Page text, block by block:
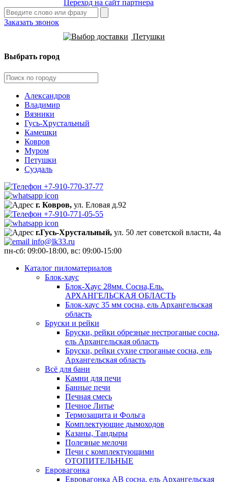
Переход на сайт партнера
Заказать звонок
Петушки
Выбрать город
Александров
Владимир
Вязники
Гусь-Хрустальный
Камешки
Ковров
Муром
Петушки
Суздаль
+7-910-770-37-77
г. Ковров, ул. Еловая д.92
+7-910-771-05-55
г.Гусь-Хрустальный, ул. 50 лет советской власти, 4а
info@lk33.ru
пн-сб: 09:00-18:00, вс: 09:00-15:00
Каталог пиломатериалов
Блок-хаус
Блок-Хаус 28мм. Сосна,Ель.
АРХАНГЕЛЬСКАЯ ОБЛАСТЬ
Блок-хаус 35 мм сосна, ель Архангельская
область
Бруски и рейки
Бруски, рейки обрезные нестроганые сосна,
ель Архангельская область
Бруски, рейки сухие строганые сосна, ель
Архангельская область
Всё для бани
Камни для печи
Банные печи
Печная смесь
Печное Литье
Термозащита и Фольга
Комплектующие дымоходов
Казаны, Тандыры
Полезные мелочи
Печи с комплектующими
ОТОПИТЕЛЬНЫЕ
Евровагонка
Евровагонка АВ сосна, ель Архангельская